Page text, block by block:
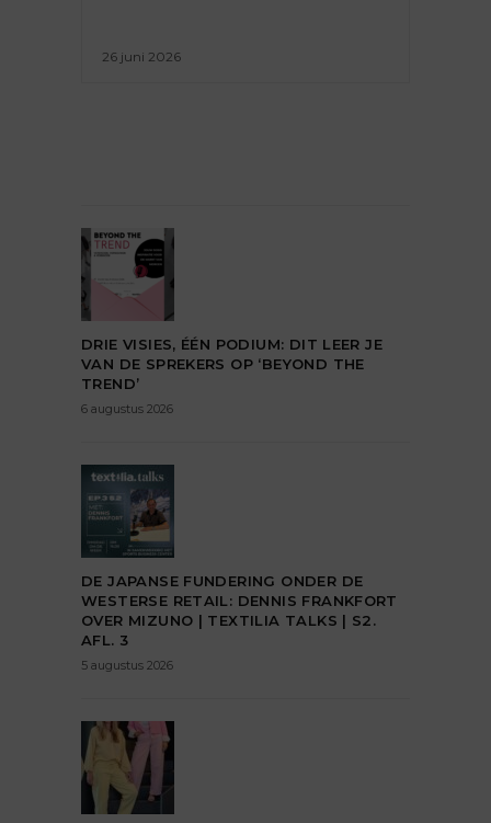
26 juni 2026
DRIE VISIES, ÉÉN PODIUM: DIT LEER JE
VAN DE SPREKERS OP ‘BEYOND THE
TREND’
6 augustus 2026
DE JAPANSE FUNDERING ONDER DE
WESTERSE RETAIL: DENNIS FRANKFORT
OVER MIZUNO | TEXTILIA TALKS | S2.
AFL. 3
5 augustus 2026